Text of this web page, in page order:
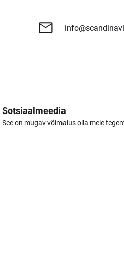
Sotsiaalmeedia
See on mugav võimalus olla meie